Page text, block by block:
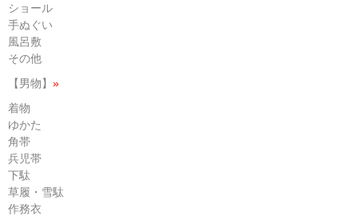
ショール
手ぬぐい
風呂敷
その他
【男物】 »
着物
ゆかた
角帯
兵児帯
下駄
草履・雪駄
作務衣